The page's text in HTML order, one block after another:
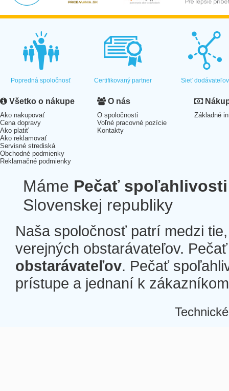
Popredná spoločnosť Certifikovaný partner Sieť dodávateľov
Všetko o nákupe
Ako nakupovať
Cena dopravy
Ako platiť
Ako reklamovať
Servisné strediská
Obchodné podmienky
Reklamačné podmienky
O nás
O spoločnosti
Voľné pracovné pozície
Kontakty
Základné
Máme Pečať spoľahlivosti
Slovenskej republiky
Naša spoločnosť patrí medzi
verejných obstarávateľov.
obstarávateľov. Pečať
prístupe a jednaní k